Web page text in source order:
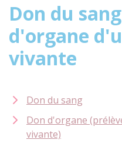
Don du
d'organe
vivante
Don du sang
Don d'organe
vivante)